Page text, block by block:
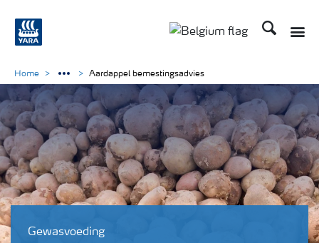
Zoek op
Gewasvoeding
Home Aardappel bemestingsadvies